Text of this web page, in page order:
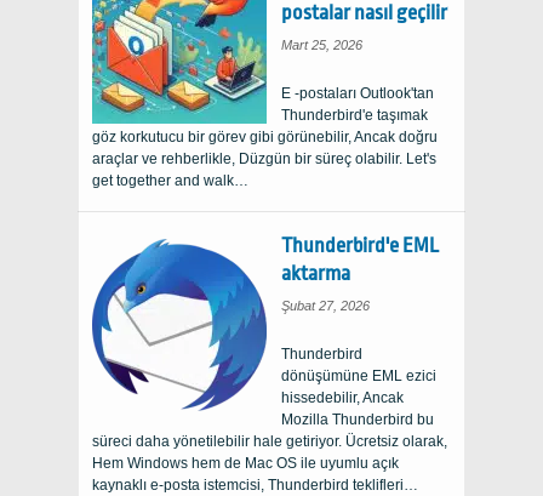
postalar nasıl geçilir
Mart 25, 2026
E -postaları Outlook'tan
Thunderbird'e taşımak
göz korkutucu bir görev gibi görünebilir, Ancak doğru
araçlar ve rehberlikle, Düzgün bir süreç olabilir. Let's
get together and walk…
Thunderbird'e EML
aktarma
Şubat 27, 2026
Thunderbird
dönüşümüne EML ezici
hissedebilir, Ancak
Mozilla Thunderbird bu
süreci daha yönetilebilir hale getiriyor. Ücretsiz olarak,
Hem Windows hem de Mac OS ile uyumlu açık
kaynaklı e-posta istemcisi, Thunderbird teklifleri…